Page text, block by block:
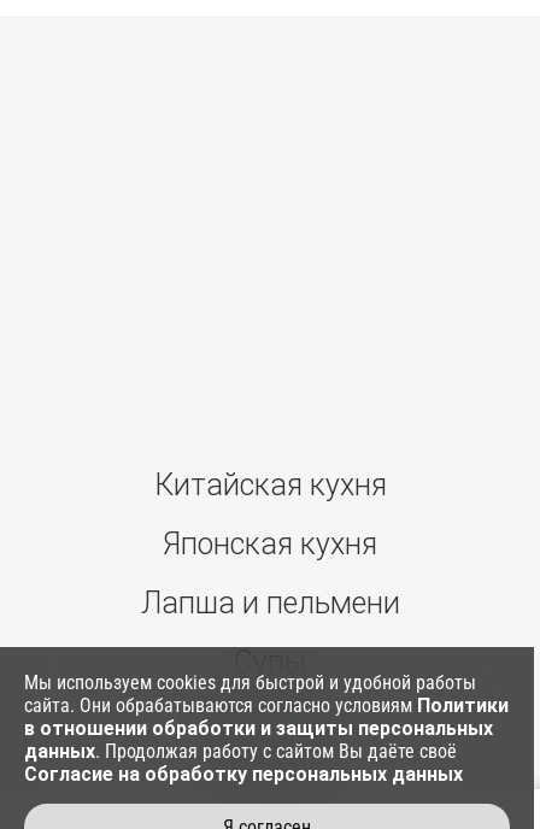
Китайская кухня
Японская кухня
Лапша и пельмени
Ким Паб
Соусы
Мы используем cookies для быстрой и удобной работы
сайта. Они обрабатываются согласно условиям Политики
в отношении обработки и защиты персональных
данных. Продолжая работу с сайтом Вы даёте своё
Согласие на обработку персональных данных